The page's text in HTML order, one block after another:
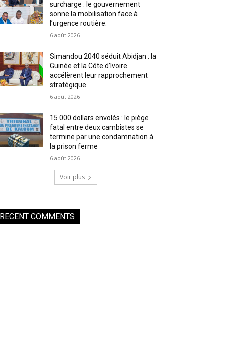
surcharge : le gouvernement
sonne la mobilisation face à
l’urgence routière.
6 août 2026
Simandou 2040 séduit Abidjan : la
Guinée et la Côte d’Ivoire
accélèrent leur rapprochement
stratégique
6 août 2026
15 000 dollars envolés : le piège
fatal entre deux cambistes se
termine par une condamnation à
la prison ferme
6 août 2026
Voir plus
RECENT COMMENTS